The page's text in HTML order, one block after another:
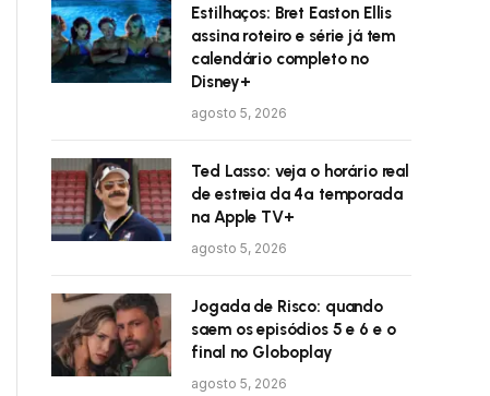
Estilhaços: Bret Easton Ellis
assina roteiro e série já tem
calendário completo no
Disney+
agosto 5, 2026
Ted Lasso: veja o horário real
de estreia da 4ª temporada
na Apple TV+
agosto 5, 2026
Jogada de Risco: quando
saem os episódios 5 e 6 e o
final no Globoplay
agosto 5, 2026